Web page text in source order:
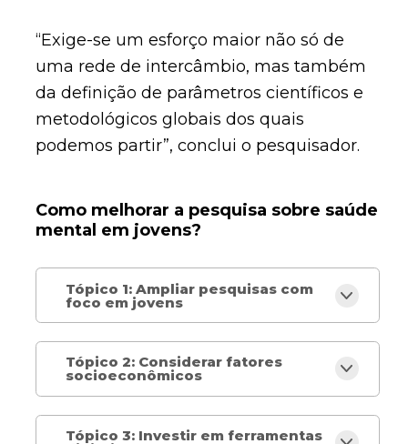
“Exige-se um esforço maior não só de
uma rede de intercâmbio, mas também
da definição de parâmetros científicos e
metodológicos globais dos quais
podemos partir”, conclui o pesquisador.
Como melhorar a pesquisa sobre saúde
mental em jovens?
Tópico 1: Ampliar pesquisas com
foco em jovens
Tópico 2: Considerar fatores
socioeconômicos
Tópico 3: Investir em ferramentas